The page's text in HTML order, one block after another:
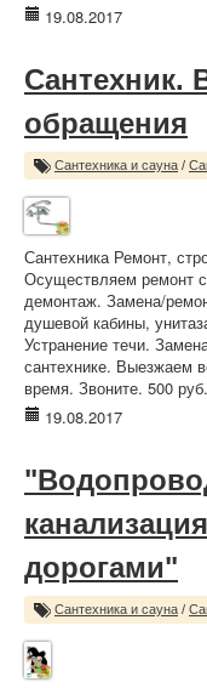
19.08.2017
Сантехник.
обращения
Сантехника и сауна /
Сантехника Ремонт,
Осуществляем ремонт
демонтаж. Замена/
душевой кабины,
Устранение течи.
сантехнике. Выезжаем
время. Звоните. 500 руб.
19.08.2017
дорогами"
Сантехника и сауна /